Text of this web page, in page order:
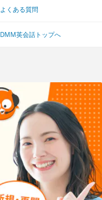
よくある質問
DMM英会話トップへ